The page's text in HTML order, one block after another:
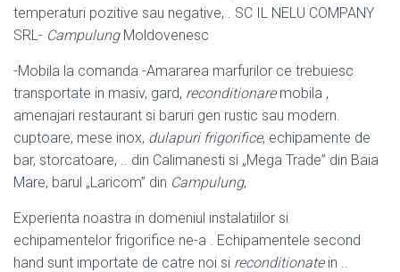
temperaturi pozitive sau negative, . SC IL NELU COMPANY
SRL- CampulungMoldovenesc
-Mobila la comanda -Amararea marfurilor ce trebuiesc
transportate in masiv, gard, reconditionaremobila ,
amenajari restaurant si baruri gen rustic sau modern.
cuptoare, mese inox, dulapuri frigorifice, echipamente de
bar, storcatoare, .. din Calimanesti si „Mega Trade” din Baia
Mare, barul „Laricom” din Campulung,
Experienta noastra in domeniul instalatiilor si
echipamentelor frigorifice ne-a . Echipamentele second
hand sunt importate de catre noi si reconditionatein ..